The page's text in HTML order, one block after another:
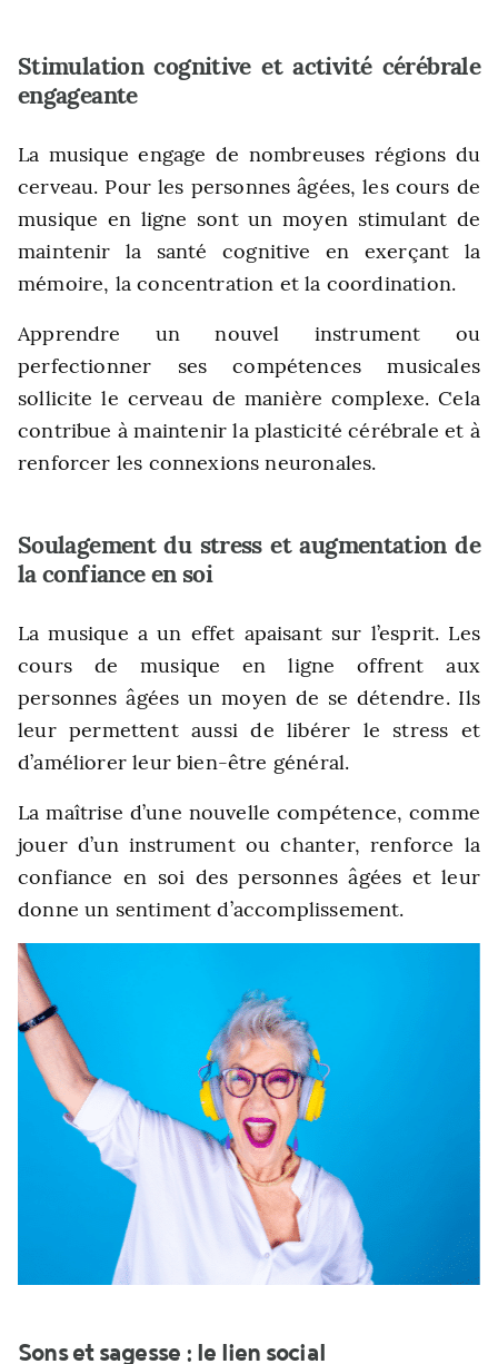
Stimulation cognitive et activité cérébrale
engageante
La musique engage de nombreuses régions du
cerveau. Pour les personnes âgées, les cours de
musique en ligne sont un moyen stimulant de
maintenir la santé cognitive en exerçant la
mémoire, la concentration et la coordination.
Apprendre un nouvel instrument ou
perfectionner ses compétences musicales
sollicite le cerveau de manière complexe. Cela
contribue à maintenir la plasticité cérébrale et à
renforcer les connexions neuronales.
Soulagement du stress et augmentation de
la confiance en soi
La musique a un effet apaisant sur l’esprit. Les
cours de musique en ligne offrent aux
personnes âgées un moyen de se détendre. Ils
leur permettent aussi de libérer le stress et
d’améliorer leur bien-être général.
La maîtrise d’une nouvelle compétence, comme
jouer d’un instrument ou chanter, renforce la
confiance en soi des personnes âgées et leur
donne un sentiment d’accomplissement.
Sons et sagesse : le lien social